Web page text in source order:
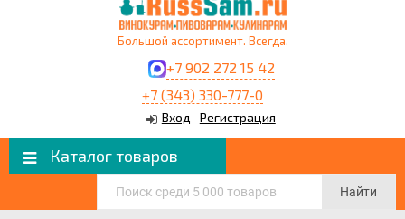
Большой ассортимент. Всегда.
+7 902 272 15 42
+7 (343) 330-777-0
Вход Регистрация
Каталог товаров
Найти